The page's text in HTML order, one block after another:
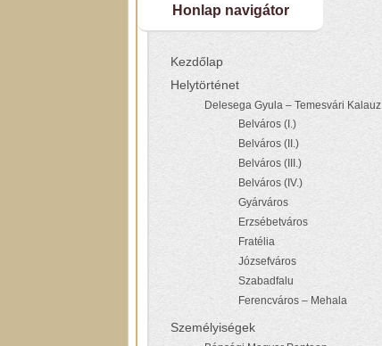
Honlap navigátor
Kezdőlap
Helytörténet
Delesega Gyula – Temesvári Kalauz
Belváros (I.)
Belváros (II.)
Belváros (III.)
Belváros (IV.)
Gyárváros
Erzsébetváros
Fratélia
Józsefváros
Szabadfalu
Ferencváros – Mehala
Személyiségek